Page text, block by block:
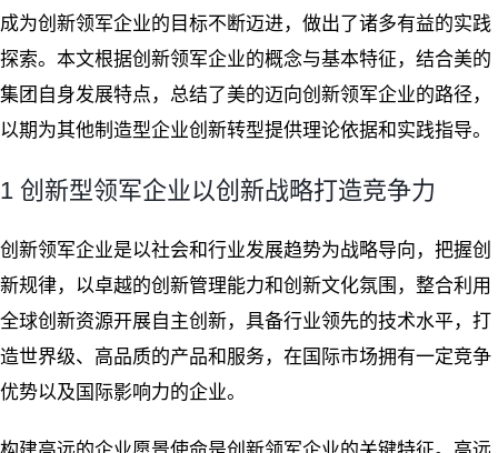
成为创新领军企业的目标不断迈进，做出了诸多有益的实践
探索。本文根据创新领军企业的概念与基本特征，结合美的
集团自身发展特点，总结了美的迈向创新领军企业的路径，
以期为其他制造型企业创新转型提供理论依据和实践指导。
1 创新型领军企业以创新战略打造竞争力
创新领军企业是以社会和行业发展趋势为战略导向，把握创
新规律，以卓越的创新管理能力和创新文化氛围，整合利用
全球创新资源开展自主创新，具备行业领先的技术水平，打
造世界级、高品质的产品和服务，在国际市场拥有一定竞争
优势以及国际影响力的企业。